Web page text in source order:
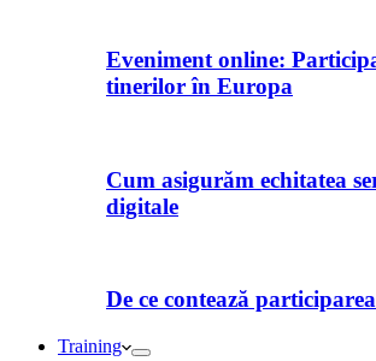
Eveniment online:
tinerilor în Europa
Cum asigurăm echitatea
digitale
De ce contează
Training